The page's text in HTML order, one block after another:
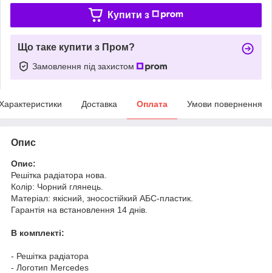
Купити з
Що таке купити з Пром?
Замовлення під захистом
Доставка Оплата Умови повернення
Опис
Опис:
Решітка радіатора нова.
Колір: Чорний глянець.
Матеріал: якісний, зносостійкий АБС-пластик.
Гарантія на встановлення 14 днів.
В комплекті:
- Решітка радіатора
- Логотип Mercedes